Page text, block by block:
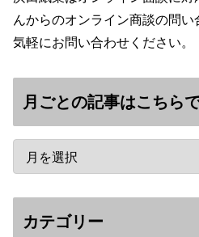
んからのオンライン商談の問
気軽にお問い合わせください。
月ごとの記事はこちら
カテゴリー